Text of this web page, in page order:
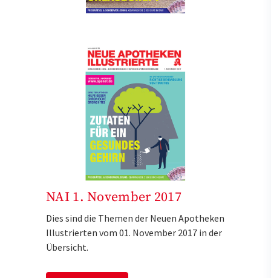
NAI 1. November 2017
Dies sind die Themen der Neuen Apotheken
Illustrierten vom 01. November 2017 in der
Übersicht.